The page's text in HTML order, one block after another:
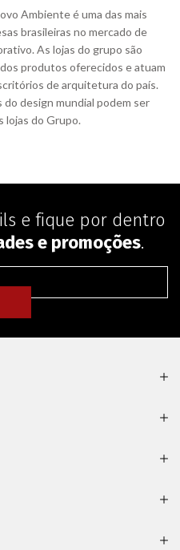
Ambiente é uma das mais
brasileiras no mercado de
As lojas do grupo são
produtos oferecidos e atuam
de arquitetura do país.
do design mundial podem ser
lojas do Grupo.
e fique por dentro
e promoções.